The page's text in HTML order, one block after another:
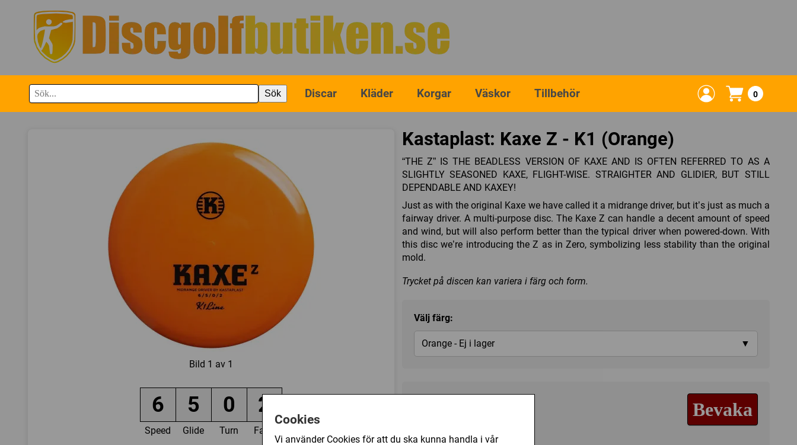
Cookies
Vi använder Cookies för att du ska kunna handla i vår
Sök Discar Kläder Korgar Väskor Tillbehör 0
Bild 1 av 1
6 5 0 2
Speed Glide Turn Fade
Kastaplast: Kaxe Z - K1 (Orange)
“THE Z” IS THE BEADLESS VERSION OF KAXE AND IS OFTEN REFERRED TO AS A
SLIGHTLY SEASONED KAXE, FLIGHT-WISE. STRAIGHTER AND GLIDIER, BUT STILL
DEPENDABLE AND KAXEY!
Just as with the original Kaxe we have called it a midrange driver, but it’s just as much a
fairway driver. A multi-purpose disc. The Kaxe Z can handle a decent amount of speed
and wind, but will also perform better than the typical driver when powered-down. With
this disc we’re introducing the Z as in Zero, symbolizing less stability than the original
mold.
Trycket på discen kan variera i färg och form.
Välj färg:
Orange - Ej i lager ▼
Bevaka
Tillfälligt slut